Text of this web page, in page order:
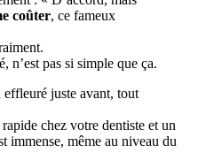
coûter, ce fameux
n’est pas si simple que ça.
effleuré juste avant, tout
chez votre dentiste et un
immense, même au niveau du